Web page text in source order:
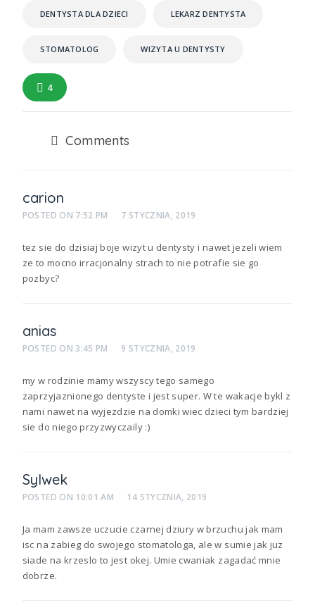
DENTYSTA DLA DZIECI LEKARZ DENTYSTA
STOMATOLOG WIZYTA U DENTYSTY
4
Comments
carion
POSTED ON 7:52 PM 7 STYCZNIA, 2019
tez sie do dzisiaj boje wizyt u dentysty i nawet jezeli wiem
ze to mocno irracjonalny strach to nie potrafie sie go
pozbyc?
anias
POSTED ON3:45 PM 9 STYCZNIA, 2019
my w rodzinie mamy wszyscy tego samego
zaprzyjaznionego dentyste i jest super. W te wakacje bykl z
nami nawet na wyjezdzie na domki wiec dzieci tym bardziej
sie do niego przyzwyczaily :)
Sylwek
POSTED ON 10:01 AM 14 STYCZNIA, 2019
Ja mam zawsze uczucie czarnej dziury w brzuchu jak mam
isc na zabieg do swojego stomatologa, ale w sumie jak juz
siade na krzeslo to jest okej. Umie cwaniak zagadać mnie
dobrze.